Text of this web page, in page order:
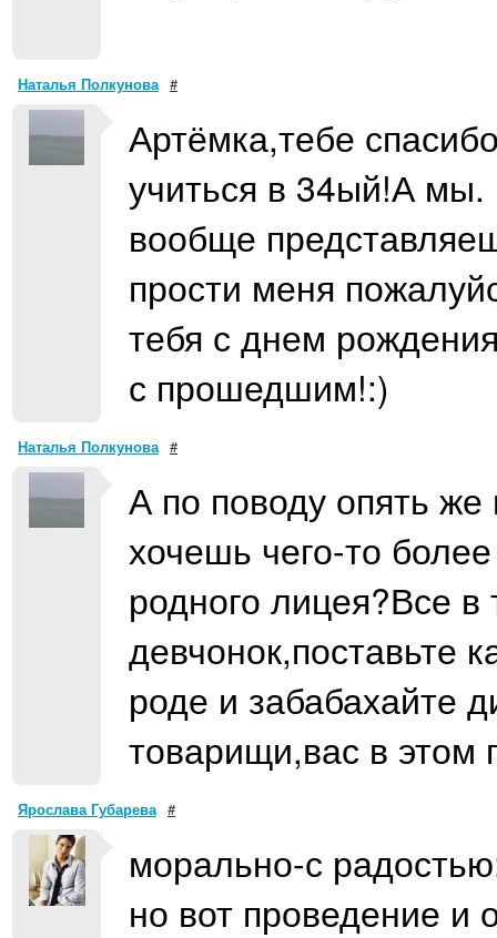
Наталья Полкунова #
Артёмка,тебе
учиться в 34ый!А
вообще
прости меня
тебя с днем
с прошедшим!:)
Наталья Полкунова #
А по поводу опять
хочешь чего-то
родного лицея?Все
девчонок,поставьте
роде и забабахайте
товарищи,вас в
Ярослава Губарева #
морально-с
но вот проведение и